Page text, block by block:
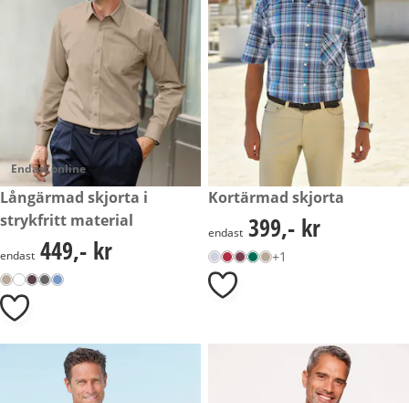
Endast online
449,- kr
Långärmad skjorta i
strykfritt material
449,- kr
endast 449,- kr
399,- kr
Kortärmad skjorta
399,- kr
endast 399,- kr
+1